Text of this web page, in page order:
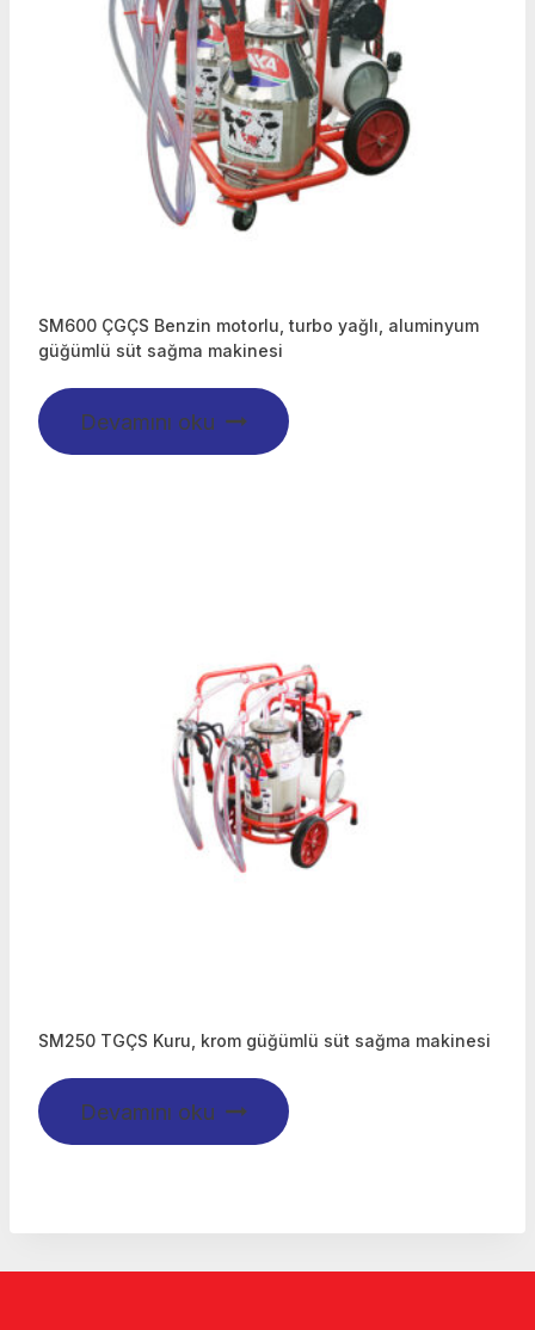
SM600 ÇGÇS Benzin motorlu, turbo yağlı, aluminyum
güğümlü süt sağma makinesi
Devamını oku
SM250 TGÇS Kuru, krom güğümlü süt sağma makinesi
Devamını oku